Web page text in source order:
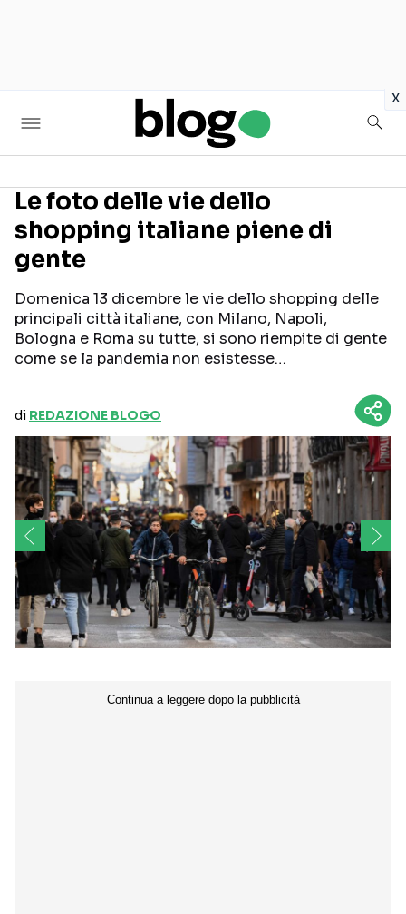
x
Seguici sui social
Le foto delle vie dello
shopping italiane piene di
gente
Domenica 13 dicembre le vie dello shopping delle
principali città italiane, con Milano, Napoli,
Bologna e Roma su tutte, si sono riempite di gente
come se la pandemia non esistesse…
di REDAZIONE BLOGO